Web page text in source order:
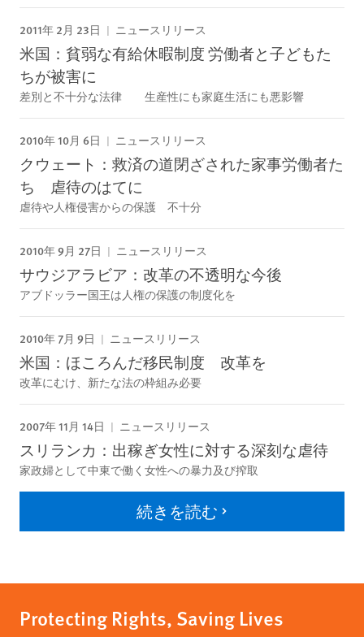
2011年 2月 23日 ニュースリリース
米国：貧弱な有給休暇制度 労働者と子どもた
ちが被害に
差別と不十分な法律 生産性にも家庭生活にも悪影響
2010年 10月 6日 ニュースリリース
クウェート：救済の道閉ざされた家事労働者た
ち 虐待のはてに
虐待や人権侵害からの保護 不十分
2010年 9月 27日 ニュースリリース
サウジアラビア：改革の不透明な今後
アブドッラー国王は人権の保護の制度化を
2010年 7月 9日 ニュースリリース
米国：ほころんだ移民制度 改革を
改革にむけ、新たな法の枠組み必要
2007年 11月 14日 ニュースリリース
スリランカ：出稼ぎ女性に対する深刻な虐待
家政婦として中東で働く女性への暴力及び搾取
続きを読む
Protecting Rights, Saving Lives